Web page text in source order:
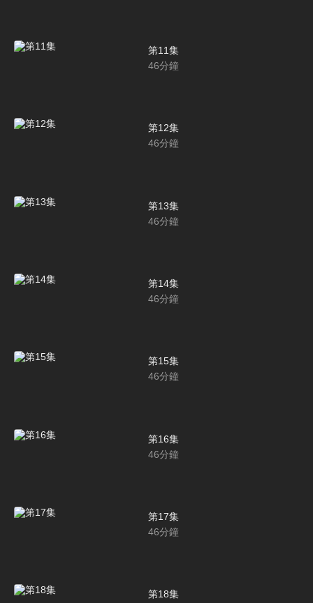
第11集
46分鐘
第12集
46分鐘
第13集
46分鐘
第14集
46分鐘
第15集
46分鐘
第16集
46分鐘
第17集
46分鐘
第18集